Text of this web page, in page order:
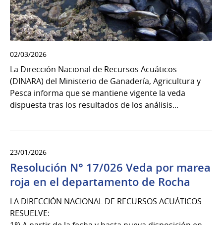
02/03/2026
La Dirección Nacional de Recursos Acuáticos
(DINARA) del Ministerio de Ganadería, Agricultura y
Pesca informa que se mantiene vigente la veda
dispuesta tras los resultados de los análisis...
23/01/2026
Resolución N° 17/026 Veda por marea
roja en el departamento de Rocha
LA DIRECCIÓN NACIONAL DE RECURSOS ACUÁTICOS
RESUELVE: